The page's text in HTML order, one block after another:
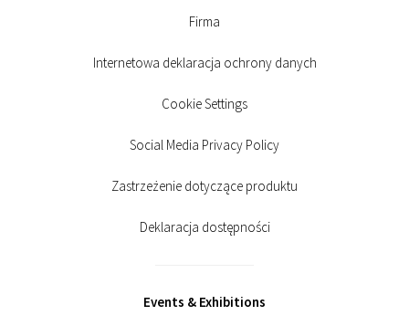
Firma
Internetowa deklaracja ochrony danych
Cookie Settings
Social Media Privacy Policy
Zastrzeżenie dotyczące produktu
Deklaracja dostępności
Events & Exhibitions